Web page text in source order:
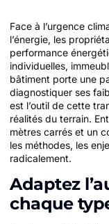
Face à l’urgence
l’énergie, les
performance
individuelles,
bâtiment porte une
diagnostiquer ses
est l’outil de cette
réalités du terrain.
mètres carrés et un
les méthodes, les
radicalement.
Adaptez
chaque